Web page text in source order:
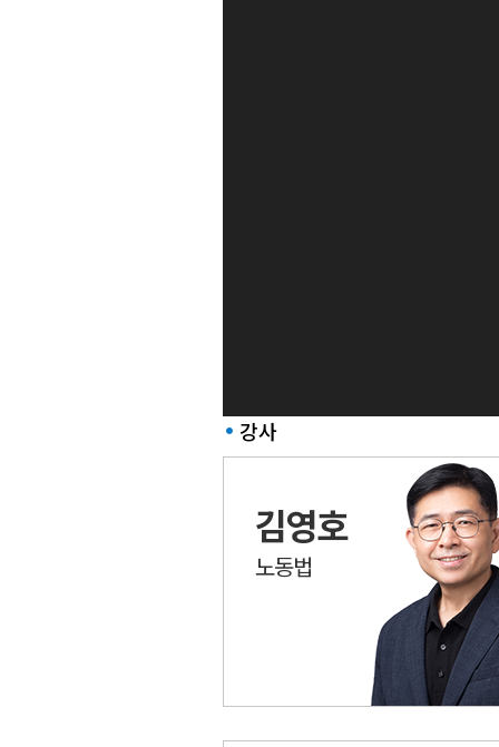
강사
김영호
노동법